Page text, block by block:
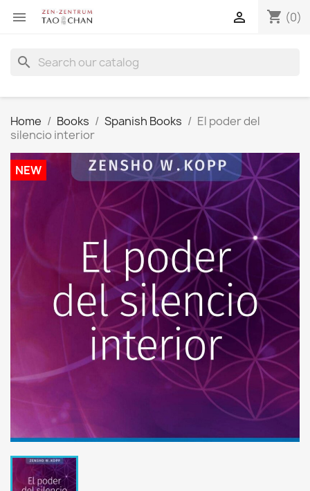
 shopping_cart (0)

search
Home Books Spanish Books
El poder del
silencio interior
NEW